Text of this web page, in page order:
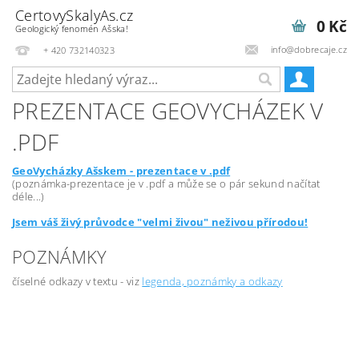
CertovySkalyAs.cz
Geologický fenomén Ašska!
+ 420 732140323
info@dobrecaje.cz
0 Kč
PREZENTACE GEOVYCHÁZEK V
.PDF
GeoVycházky Ašskem - prezentace v .pdf
(poznámka-prezentace je v .pdf a může se o pár sekund načítat
déle...)
Jsem váš živý průvodce "velmi živou" neživou přírodou!
POZNÁMKY
číselné odkazy v textu - viz legenda, poznámky a odkazy